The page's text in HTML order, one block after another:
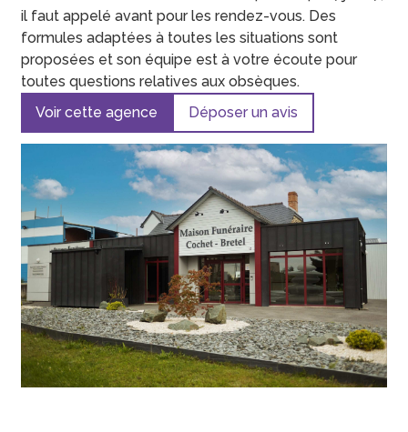
il faut appelé avant pour les rendez-vous. Des
formules adaptées à toutes les situations sont
proposées et son équipe est à votre écoute pour
toutes questions relatives aux obsèques.
Voir cette agence
Déposer un avis